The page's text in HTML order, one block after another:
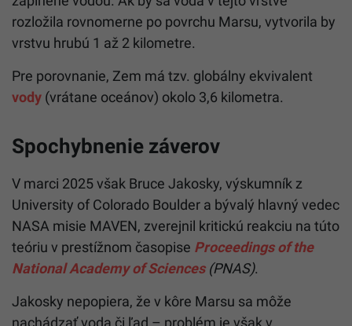
rozložila rovnomerne po povrchu Marsu, vytvorila by
vrstvu hrubú 1 až 2 kilometre.
Pre porovnanie, Zem má tzv. globálny ekvivalent
vody (vrátane oceánov) okolo 3,6 kilometra.
Spochybnenie záverov
V marci 2025 však Bruce Jakosky, výskumník z
University of Colorado Boulder a bývalý hlavný vedec
NASA misie MAVEN, zverejnil kritickú reakciu na túto
teóriu v prestížnom časopise Proceedings of the
National Academy of Sciences(PNAS).
Jakosky nepopiera, že v kôre Marsu sa môže
nachádzať voda či ľad – problém je však v